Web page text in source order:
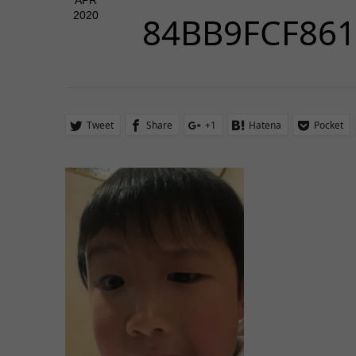
2020
Tweet Share +1 Hatena Pocket